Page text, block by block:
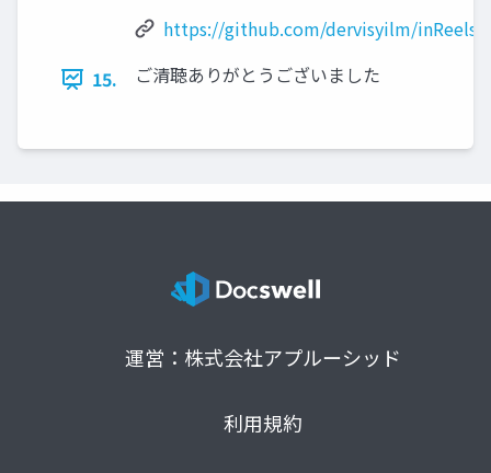
https://github.com/dervisyilm/
15.
ご清聴ありがとうございました
運営：株式会社アプルーシッド
利用規約